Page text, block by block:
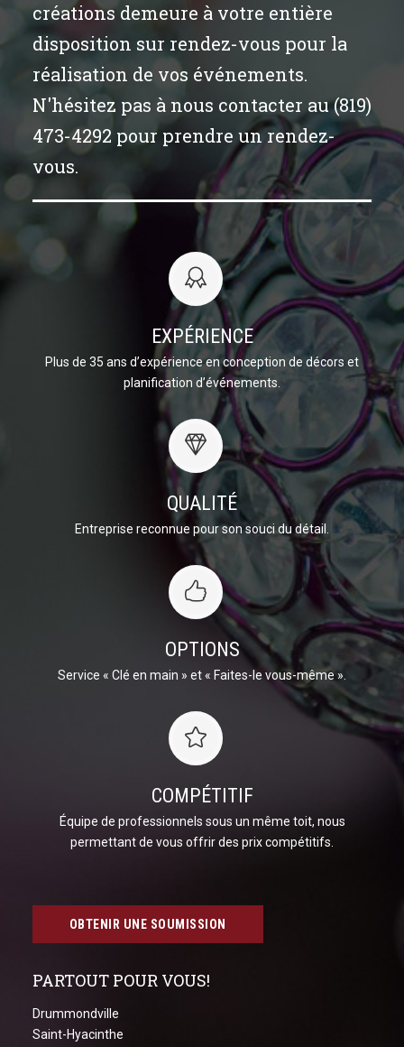
créations demeure à votre entière
disposition sur rendez-vous pour la
réalisation de vos événements.
N'hésitez pas à nous contacter au (819)
473-4292 pour prendre un rendez-
vous.
EXPÉRIENCE
Plus de 35 ans d’expérience en conception de décors et
planification d’événements.
QUALITÉ
Entreprise reconnue pour son souci du détail.
OPTIONS
Service « Clé en main » et « Faites-le vous-même ».
COMPÉTITIF
Équipe de professionnels sous un même toit, nous
permettant de vous offrir des prix compétitifs.
OBTENIR UNE SOUMISSION
PARTOUT POUR VOUS!
Drummondville
Saint-Hyacinthe